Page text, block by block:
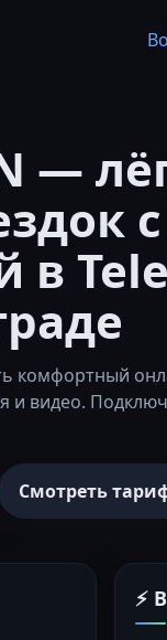
—
с
в
комфортный
и видео.
Смотреть
⚡